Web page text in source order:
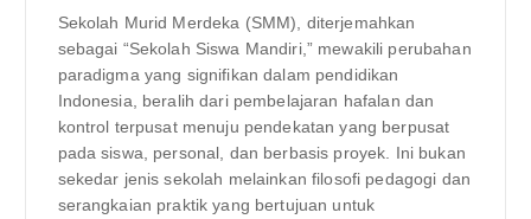
Sekolah Murid Merdeka (SMM), diterjemahkan
sebagai “Sekolah Siswa Mandiri,” mewakili perubahan
paradigma yang signifikan dalam pendidikan
Indonesia, beralih dari pembelajaran hafalan dan
kontrol terpusat menuju pendekatan yang berpusat
pada siswa, personal, dan berbasis proyek. Ini bukan
sekedar jenis sekolah melainkan filosofi pedagogi dan
serangkaian praktik yang bertujuan untuk